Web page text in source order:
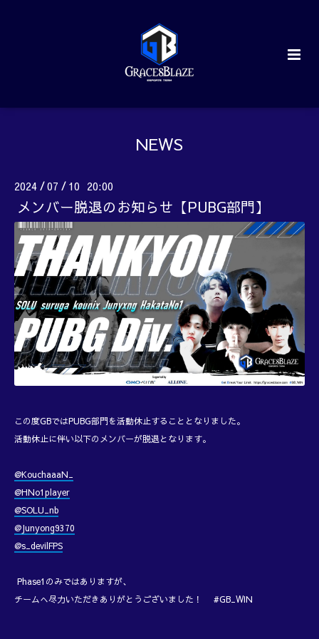
NEWS
2024 /07 / 10 20:00
メンバー脱退のお知らせ【PUBG部門】
この度GBではPUBG部門を活動休止することとなりました。
活動休止に伴い以下のメンバーが脱退となります。
@KouchaaaN_
@HNo1player
@SOLU_nb
@Junyong9370
@s_devilFPS
Phase1のみではありますが、
チームへ尽力いただきありがとうございました！ #GB_WIN